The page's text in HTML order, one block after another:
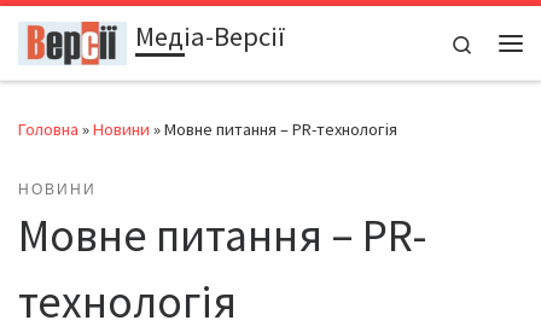
Перейти до вмістуМедіа-Версії
Search
Головна »Новини »Мовне питання – PR-технологія
НОВИНИ
Мовне питання – PR-
технологія